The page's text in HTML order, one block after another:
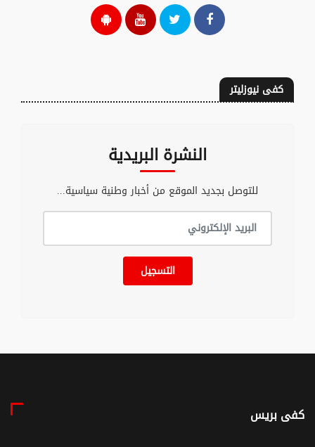
كفى نيوزليتر
النشرة البريدية
للتوصل بجديد الموقع من أخبار وطنية سياسية...
التسجيل
كفى بريس